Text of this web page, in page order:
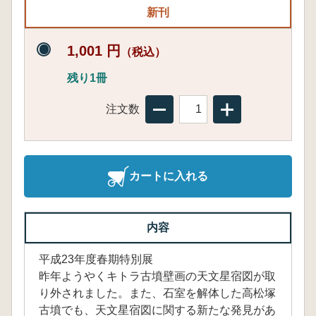
新刊
1,001 円 （税込）
残り1冊
注文数
カートに入れる
内容
平成23年度春期特別展
昨年ようやくキトラ古墳壁画の天文星宿図が取
り外されました。また、石室を解体した高松塚
古墳でも、天文星宿図に関する新たな発見があ